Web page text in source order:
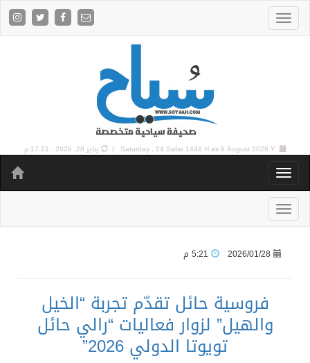
Saturday , 24 Safar 1448 H as8 August 2026 Y | يناير 28, 2026 , 17:21 م
2026/01/28
فروسية حائل تقدّم تجربة “الخيل
والهيل” لزوار فعاليات “رالي حائل
تويوتا الدولي 2026”